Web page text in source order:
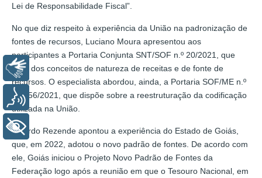
Lei de Responsabilidade Fiscal”.
No que diz respeito à experiência da União na padronização de
fontes de recursos, Luciano Moura apresentou aos
participantes a Portaria Conjunta SNT/SOF n.º 20/2021, que
trata dos conceitos de natureza de receitas e de fonte de
recursos. O especialista abordou, ainda, a Portaria SOF/ME n.º
14.956/2021, que dispõe sobre a reestruturação da codificação
utilizada na União.
Ricardo Rezende apontou a experiência do Estado de Goiás,
que, em 2022, adotou o novo padrão de fontes. De acordo com
ele, Goiás iniciou o Projeto Novo Padrão de Fontes da
Federação logo após a reunião em que o Tesouro Nacional, em
Libras
Voz
+ Acessibilidade